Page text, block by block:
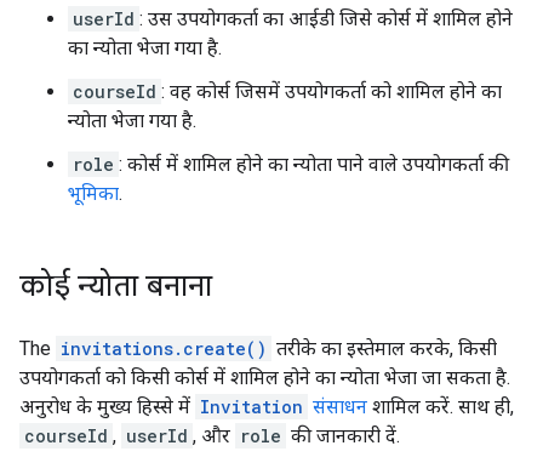
userId : उस उपयोगकर्ता का आईडी जिसे कोर्स में शामिल होने
का न्योता भेजा गया है.
courseId : वह कोर्स जिसमें उपयोगकर्ता को शामिल होने का
न्योता भेजा गया है.
role : कोर्स में शामिल होने का न्योता पाने वाले उपयोगकर्ता की
भूमिका.
कोई न्योता बनाना
The invitations.create() तरीके का इस्तेमाल करके, किसी
उपयोगकर्ता को किसी कोर्स में शामिल होने का न्योता भेजा जा सकता है.
अनुरोध के मुख्य हिस्से में Invitation संसाधन शामिल करें. साथ ही,
courseId , userId , और role की जानकारी दें.